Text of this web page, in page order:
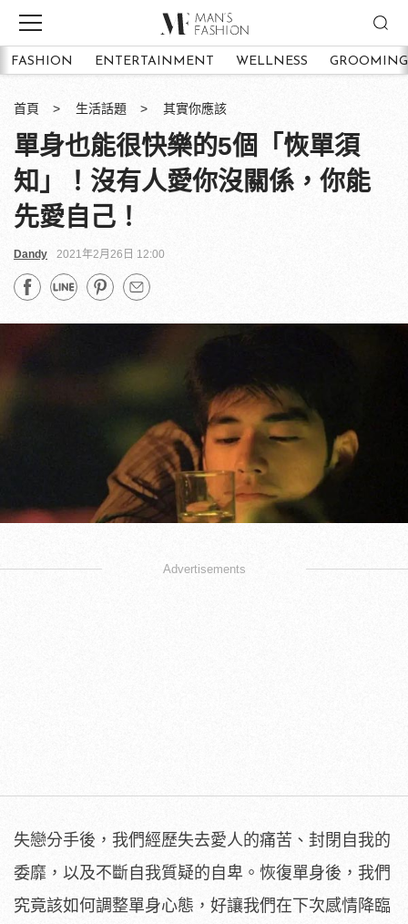
FASHION ENTERTAINMENT WELLNESS GROOMING
首頁 生活話題 其實你應該
單身也能很快樂的5個「恢單須
知」！沒有人愛你沒關係，你能
先愛自己！
Dandy 2021年2月26日 12:00
Advertisements
失戀分手後，我們經歷失去愛人的痛苦、封閉自我的
委靡，以及不斷自我質疑的自卑。恢復單身後，我們
究竟該如何調整單身心態，好讓我們在下次感情降臨